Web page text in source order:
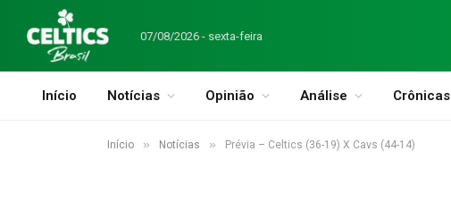
07/08/2026 - sexta-feira
Início Notícias Opinião Análise Crônicas
Início » Notícias » Prévia – Celtics (36-19) X Cavs (44-14)